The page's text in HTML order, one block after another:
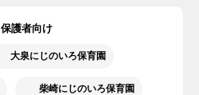
保護者向け
大泉にじのいろ保育園
柴崎にじのいろ保育園